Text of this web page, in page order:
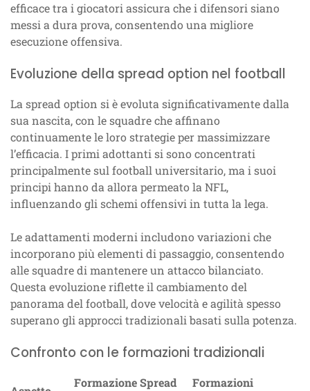
efficace tra i giocatori assicura che i difensori siano
messi a dura prova, consentendo una migliore
esecuzione offensiva.
Evoluzione della spread option nel football
La spread option si è evoluta significativamente dalla
sua nascita, con le squadre che affinano
continuamente le loro strategie per massimizzare
l’efficacia. I primi adottanti si sono concentrati
principalmente sul football universitario, ma i suoi
principi hanno da allora permeato la NFL,
influenzando gli schemi offensivi in tutta la lega.
Le adattamenti moderni includono variazioni che
incorporano più elementi di passaggio, consentendo
alle squadre di mantenere un attacco bilanciato.
Questa evoluzione riflette il cambiamento del
panorama del football, dove velocità e agilità spesso
superano gli approcci tradizionali basati sulla potenza.
Confronto con le formazioni tradizionali
Formazione Spread Formazioni